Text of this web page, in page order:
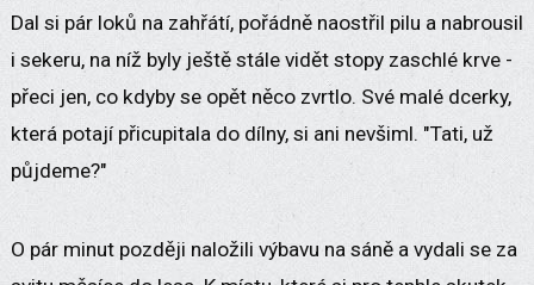
Dal si pár loků na zahřátí, pořádně naostřil pilu a nabrousil
i sekeru, na níž byly ještě stále vidět stopy zaschlé krve -
přeci jen, co kdyby se opět něco zvrtlo. Své malé dcerky,
která potají přicupitala do dílny, si ani nevšiml. "Tati, už
půjdeme?"
O pár minut později naložili výbavu na sáně a vydali se za